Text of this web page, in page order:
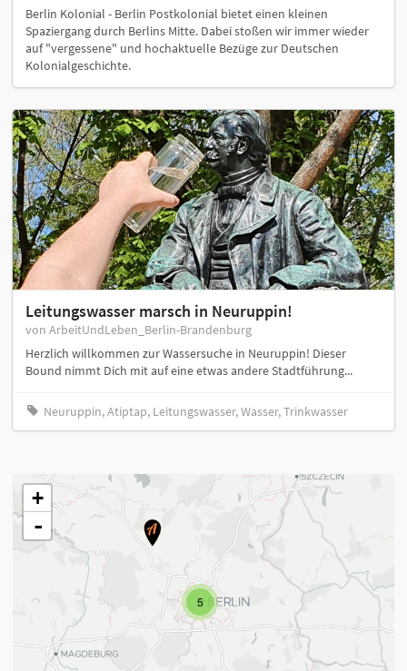
Berlin Kolonial - Berlin Postkolonial bietet einen kleinen
Spaziergang durch Berlins Mitte. Dabei stoßen wir immer wieder
auf "vergessene" und hochaktuelle Bezüge zur Deutschen
Kolonialgeschichte.
Leitungswasser marsch in Neuruppin!
von ArbeitUndLeben_Berlin-Brandenburg
Herzlich willkommen zur Wassersuche in Neuruppin! Dieser
Bound nimmt Dich mit auf eine etwas andere Stadtführung...
Neuruppin, Atiptap, Leitungswasser, Wasser, Trinkwasser
5
+
-